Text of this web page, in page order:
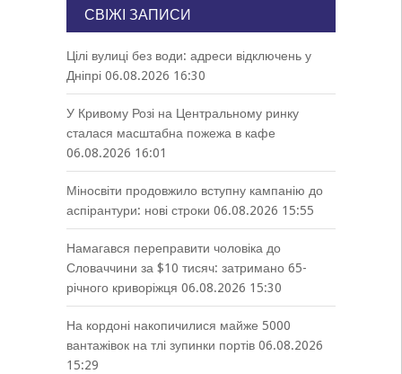
СВІЖІ ЗАПИСИ
Цілі вулиці без води: адреси відключень у
Дніпрі 06.08.2026 16:30
У Кривому Розі на Центральному ринку
сталася масштабна пожежа в кафе
06.08.2026 16:01
Міносвіти продовжило вступну кампанію до
аспірантури: нові строки 06.08.2026 15:55
Намагався переправити чоловіка до
Словаччини за $10 тисяч: затримано 65-
річного криворіжця 06.08.2026 15:30
На кордоні накопичилися майже 5000
вантажівок на тлі зупинки портів 06.08.2026
15:29